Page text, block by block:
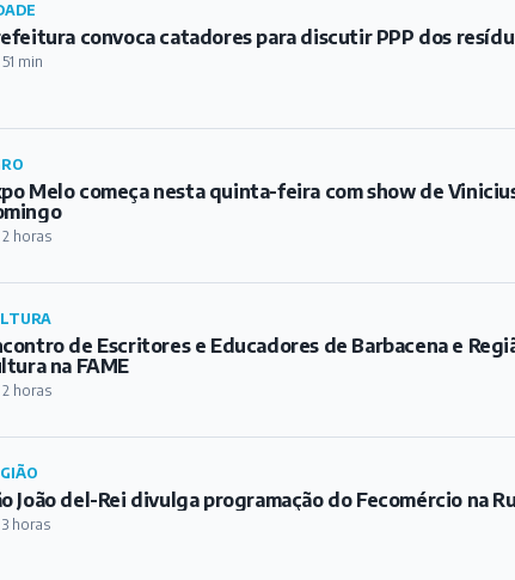
convoca catadores para discutir PPP dos
min
Melo começa nesta quinta-feira com show de
2 horas
de Escritores e Educadores de Barbacena e
na FAME
2 horas
João del-Rei divulga programação do Fecomércio na
horas